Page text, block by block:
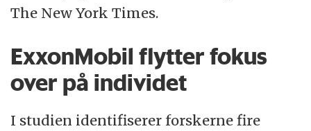
The New York Times.
ExxonMobil flytter fokus
over på individet
I studien identifiserer forskerne fire